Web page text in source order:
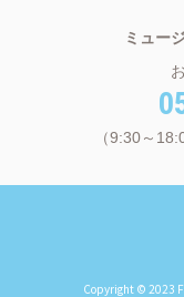
ミュー
（9:30～
Copyright © 2023